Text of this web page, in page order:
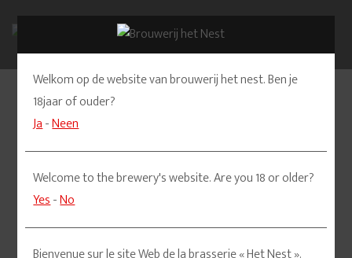
Welkom op de website van brouwerij het nest. Ben je
18jaar of ouder?
Ja-Neen
Welcome to the brewery's website. Are you 18 or older?
Yes-No
Home Assortiment KlevereTien